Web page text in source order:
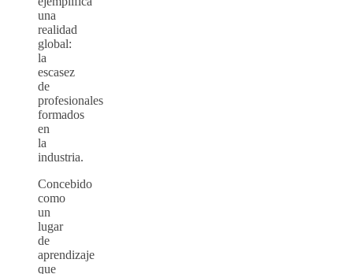
una
realidad
global:
la
escasez
de
profesionales
formados
en
la
industria.
Concebido
como
un
lugar
de
aprendizaje
que